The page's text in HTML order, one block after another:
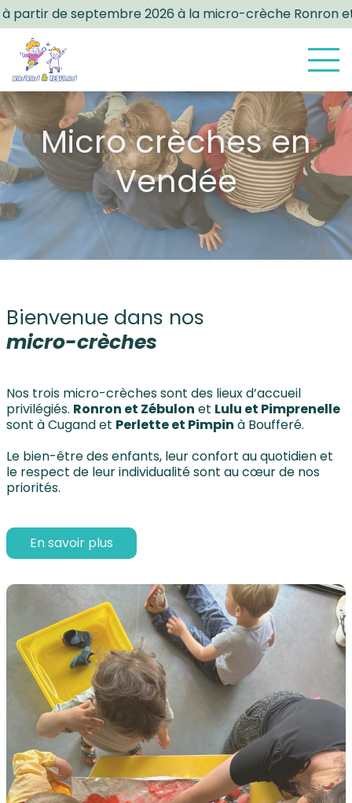
Ronron et Zébulon + places disponibles le
Micro crèches en
Vendée
Bienvenue dans nos
micro-crèches
Nos trois micro-crèches sont des lieux d’accueil
privilégiés. Ronron et Zébulon et Lulu et Pimprenelle
sont à Cugand et Perlette et Pimpin à Boufferé.
Le bien-être des enfants, leur confort au quotidien et
le respect de leur individualité sont au cœur de nos
priorités.
En savoir plus